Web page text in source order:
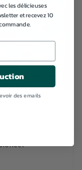
les délicieuses
et recevez 10
des emails